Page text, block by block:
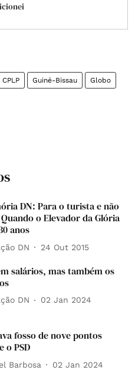
CPLP Guiné-Bissau Globo
DN: Para o turista e não
o Elevador da Glória
anos
DN 24 Out 2015
salários, mas também os
DN 02 Jan 2024
fosso de nove pontos
o PSD
Barbosa 02 Jan 2024